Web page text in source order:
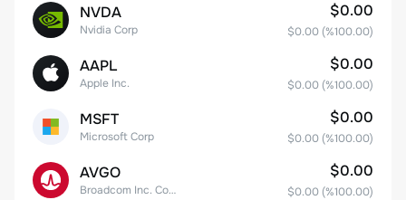
NVDA
Nvidia Corp
$0.00
$0.00 (%100.00)
AAPL
Apple Inc.
$0.00
$0.00 (%100.00)
MSFT
Microsoft Corp
$0.00
$0.00 (%100.00)
AVGO
Broadcom Inc. Common Stock
$0.00
$0.00 (%100.00)